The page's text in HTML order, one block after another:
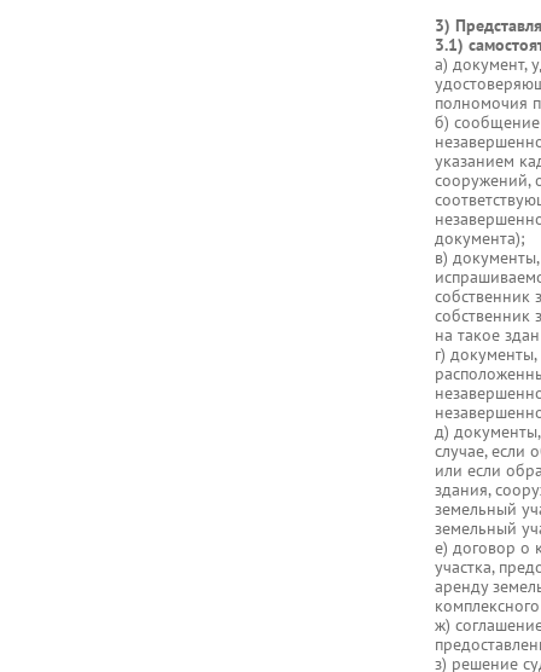
3)
3.1)
а) документ,
полномочия
б) сообщение
указанием
сооружений,
документа);
в)
собственник
собственник
на такое
г)
д)
случае, если
или если
здания,
земельный
земельный
е) договор о
участка,
аренду
ж)
з) решение